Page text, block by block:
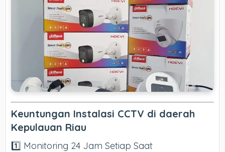
Keuntungan Instalasi CCTV di daerah
Kepulauan Riau
1️⃣ Monitoring 24 Jam Setiap Saat